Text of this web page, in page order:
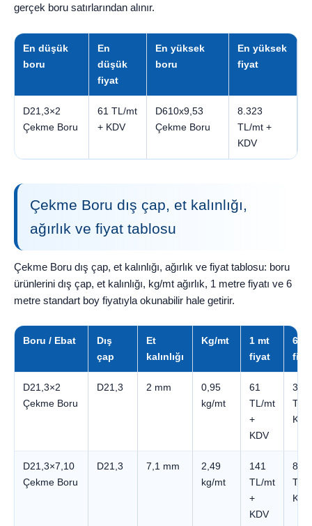
gerçek boru satırlarından alınır.
En düşük
boru
En
düşük
fiyat
En yüksek
boru
En yüksek
fiyat
D21,3×2
Çekme Boru
61 TL/mt
+ KDV
D610x9,53
Çekme Boru
8.323
TL/mt +
KDV
Çekme Boru dış çap, et kalınlığı,
ağırlık ve fiyat tablosu
Çekme Boru dış çap, et kalınlığı, ağırlık ve fiyat tablosu: boru
ürünlerini dış çap, et kalınlığı, kg/mt ağırlık, 1 metre fiyatı ve 6
metre standart boy fiyatıyla okunabilir hale getirir.
Boru / Ebat
Dış
çap
Et
kalınlığı
Kg/mt
1 mt
fiyat
6 mt
D21,3×2
Çekme Boru
D21,3 2 mm
0,95
kg/mt
61
TL/mt
+
KDV
364
TL +
KDV
D21,3×7,10
Çekme Boru
D21,3 7,1 mm
2,49
kg/mt
141
TL/mt
+
KDV
845
TL +
KDV